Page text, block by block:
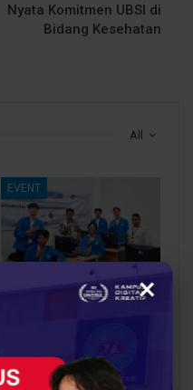
Nyata Komitmen UBSI di
Bidang Kesehatan
All
EVENT
Mahasiswa UBSI
MikroTik MTCNA,
Perkuat…
×